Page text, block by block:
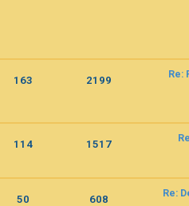
163 2199 Re:
114 1517
50 608 Re: